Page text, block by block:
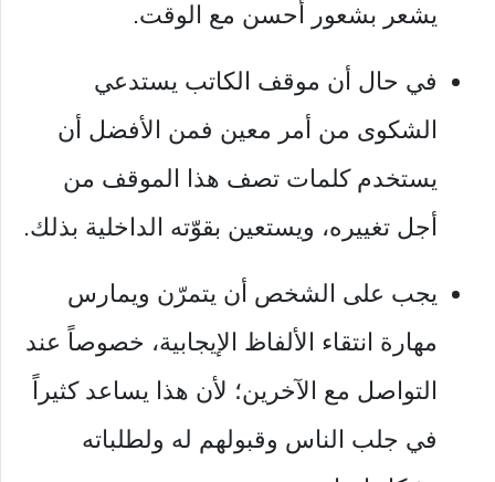
يشعر بشعور أحسن مع الوقت.
في حال أن موقف الكاتب يستدعي
الشكوى من أمر معين فمن الأفضل أن
يستخدم كلمات تصف هذا الموقف من
أجل تغييره، ويستعين بقوّته الداخلية بذلك.
يجب على الشخص أن يتمرّن ويمارس
مهارة انتقاء الألفاظ الإيجابية، خصوصاً عند
التواصل مع الآخرين؛ لأن هذا يساعد كثيراً
في جلب الناس وقبولهم له ولطلباته